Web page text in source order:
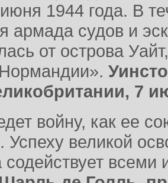
1944 года. В
армада судов и
от острова
7
войну, как ее
Успеху великой
содействует